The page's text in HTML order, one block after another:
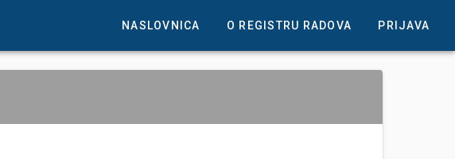
NASLOVNICA O REGISTRU RADOVA PRIJAVA